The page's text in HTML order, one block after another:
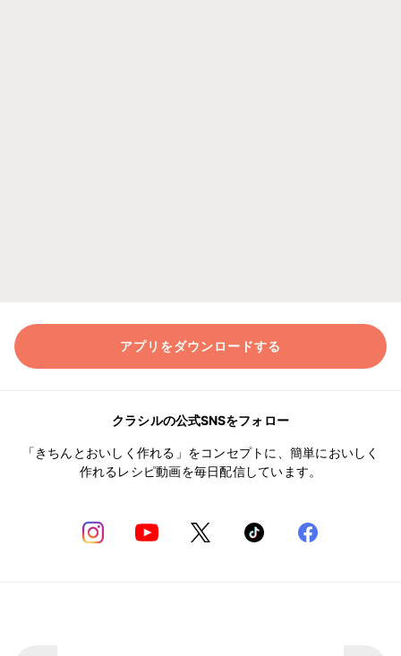
アプリをダウンロードする
クラシルの公式SNSをフォロー
「きちんとおいしく作れる」をコンセプトに、簡単においしく
作れるレシピ動画を毎日配信しています。